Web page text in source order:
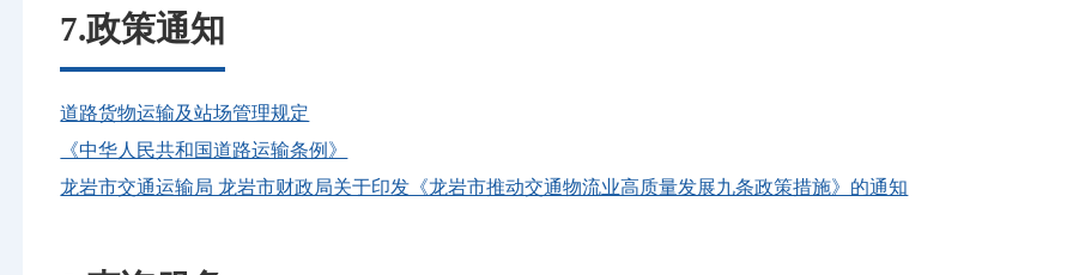
7.政策通知
道路货物运输及站场管理规定
《中华人民共和国道路运输条例》
龙岩市交通运输局 龙岩市财政局关于印发《龙岩市推动交通物流业高质量发展九条政策措施》的通知